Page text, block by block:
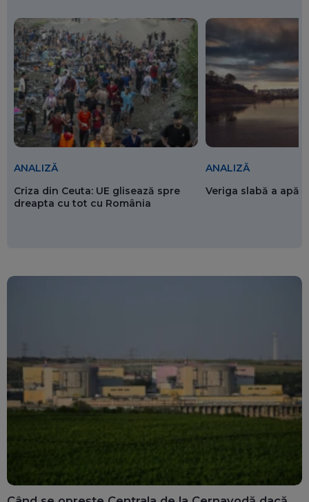
ANALIZĂ
Criza din Ceuta: UE glisează spre
dreapta cu tot cu România
ANALIZĂ
Veriga slabă a